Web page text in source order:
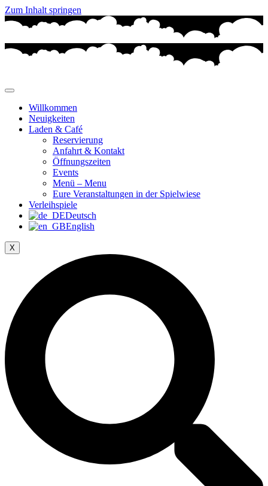
Zum Inhalt springen
Willkommen
Neuigkeiten
Laden & Café
Reservierung
Anfahrt & Kontakt
Öffnungszeiten
Events
Menü – Menu
Eure Veranstaltungen in der Spielwiese
Verleihspiele
Deutsch
English
X